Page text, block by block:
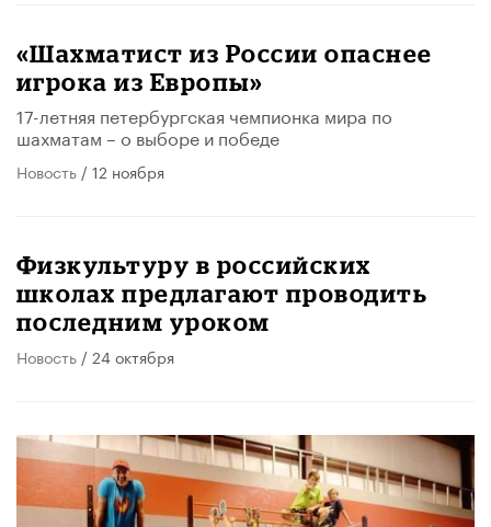
«Шахматист из России опаснее
игрока из Европы»
17-летняя петербургская чемпионка мира по
шахматам – о выборе и победе
Новость / 12 ноября
Физкультуру в российских
школах предлагают проводить
последним уроком
Новость / 24 октября